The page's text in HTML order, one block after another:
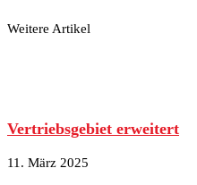
Weitere Artikel
Vertriebsgebiet erweitert
11. März 2025